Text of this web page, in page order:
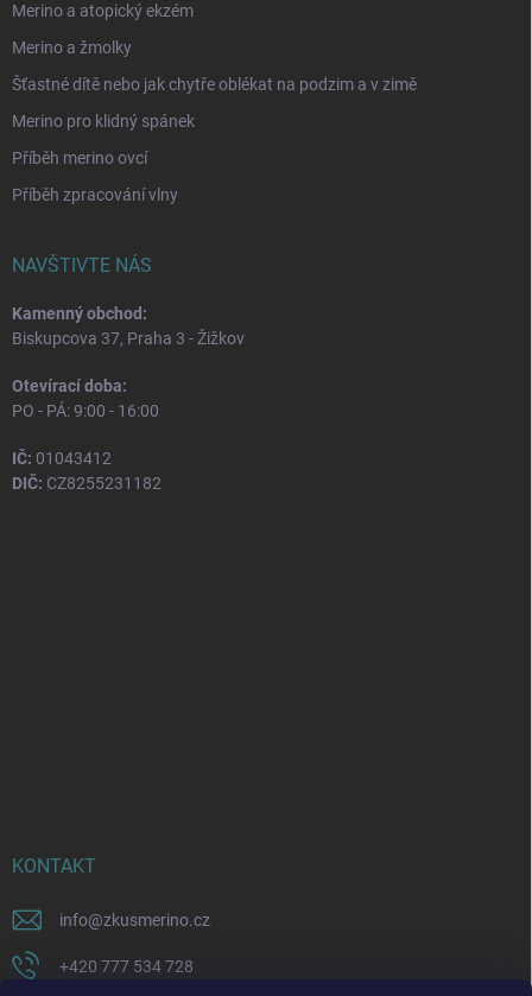
Merino a atopický ekzém
Merino a žmolky
Šťastné dítě nebo jak chytře oblékat na podzim a v zimě
Merino pro klidný spánek
Příběh merino ovcí
Příběh zpracování vlny
NAVŠTIVTE NÁS
Kamenný obchod:
Biskupcova 37, Praha 3 - Žižkov
Otevírací doba:
PO - PÁ: 9:00 - 16:00
IČ: 01043412
DIČ: CZ8255231182
KONTAKT
info@zkusmerino.cz
+420 777 534 728